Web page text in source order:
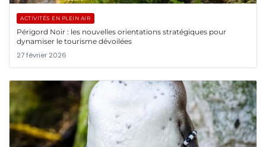
ACTIVITÉS EN PLEIN AIR
Périgord Noir : les nouvelles orientations stratégiques pour
dynamiser le tourisme dévoilées
27 février 2026